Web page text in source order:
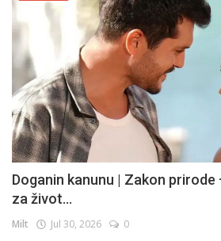
Doganin kanunu | Zakon prirode
za život...
Milt Jul 30, 2026 0